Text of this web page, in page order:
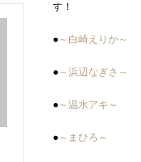
す！
●～白崎えりか～
●～浜辺なぎさ～
●～温水アキ～
●～まひろ～